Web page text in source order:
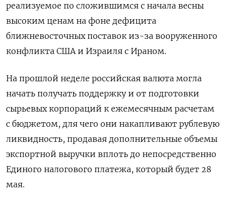
реализуемое по сложившимся с начала весны
высоким ценам на фоне дефицита
ближневосточных поставок из-за вооруженного
конфликта США и Израиля с Ираном.
На прошлой неделе российская валюта могла
начать получать поддержку и от подготовки
сырьевых корпораций к ежемесячным расчетам
с бюджетом, для чего они накапливают рублевую
ликвидность, продавая дополнительные объемы
экспортной выручки вплоть до непосредственно
Единого налогового платежа, который будет 28
мая.